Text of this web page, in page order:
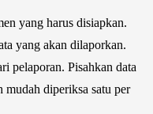
yang harus disiapkan.
yang akan dilaporkan.
pelaporan. Pisahkan data
mudah diperiksa satu per